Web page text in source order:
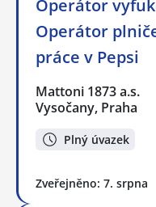
Operátor
Operátor
práce v Pepsi
Mattoni 1873 a.s.
Vysočany, Praha
Plný úvazek
Zveřejněno: 7. srpna